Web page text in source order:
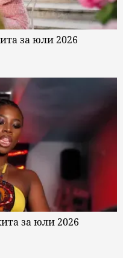
за юли 2026
за юли 2026